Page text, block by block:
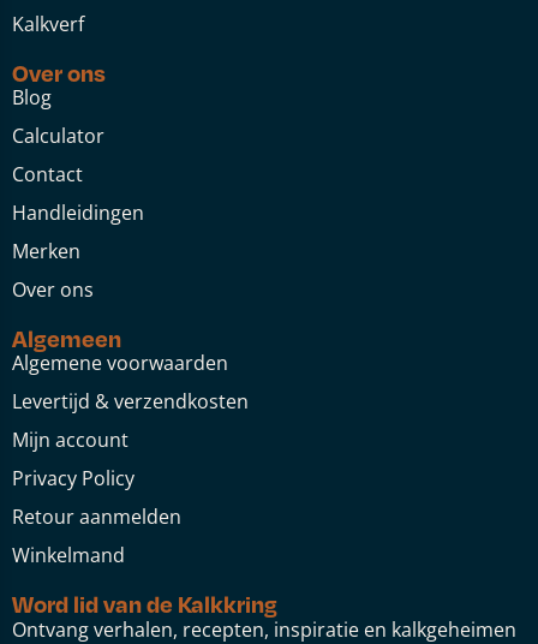
Kalkverf
Over ons
Blog
Calculator
Contact
Handleidingen
Merken
Over ons
Algemeen
Algemene voorwaarden
Levertijd & verzendkosten
Mijn account
Privacy Policy
Retour aanmelden
Winkelmand
Word lid van de Kalkkring
Ontvang verhalen, recepten, inspiratie en kalkgeheimen